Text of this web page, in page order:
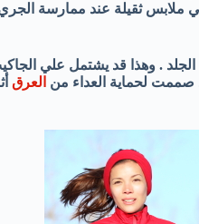
ملابس ثقيلة عند ممارسة
. وهذا قد يشتمل علي
لحماية العداء من العرق